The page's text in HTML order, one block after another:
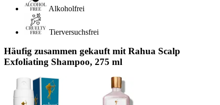
Alkoholfrei
Tierversuchsfrei
Häufig zusammen gekauft mit Rahua Scalp
Exfoliating Shampoo, 275 ml